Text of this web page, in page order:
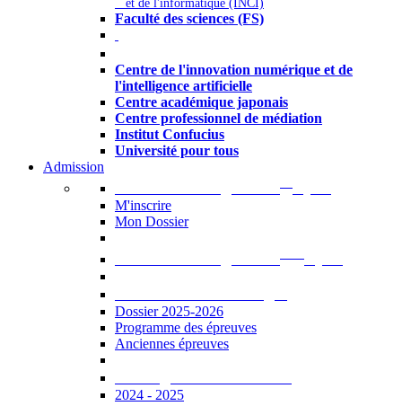
et de l'informatique (INCI)
Faculté des sciences (FS)
Centre de l'innovation numérique et de
l'intelligence artificielle
Centre académique japonais
Centre professionnel de médiation
Institut Confucius
Université pour tous
Admission
M'inscrire
Mon Dossier
Dossier 2025-2026
Programme des épreuves
Anciennes épreuves
2024 - 2025